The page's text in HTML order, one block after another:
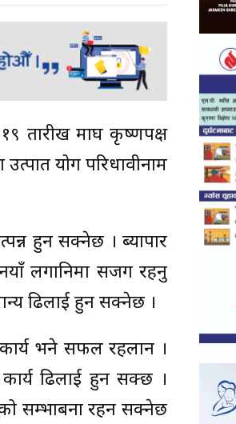
तारीख माघ कृष्णपक्ष
योग परिधावीनाम
हुन सक्नेछ । ब्यापार
लगानिमा सजग रहनु
ढिलाई हुन सक्नेछ ।
भने सफल रहलान ।
ढिलाई हुन सक्छ ।
सम्भाबना रहन सक्नेछ